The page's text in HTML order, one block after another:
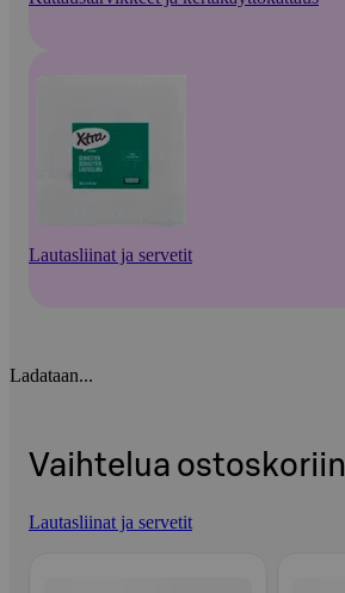
Lautasliinat ja servetit
Ladataan...
Vaihtelua ostoskoriin
Lautasliinat ja servetit